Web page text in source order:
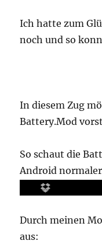
Ich hatte zum
noch und so
In diesem Zug
Battery.Mod
So schaut die
Android
Durch meinen
aus: